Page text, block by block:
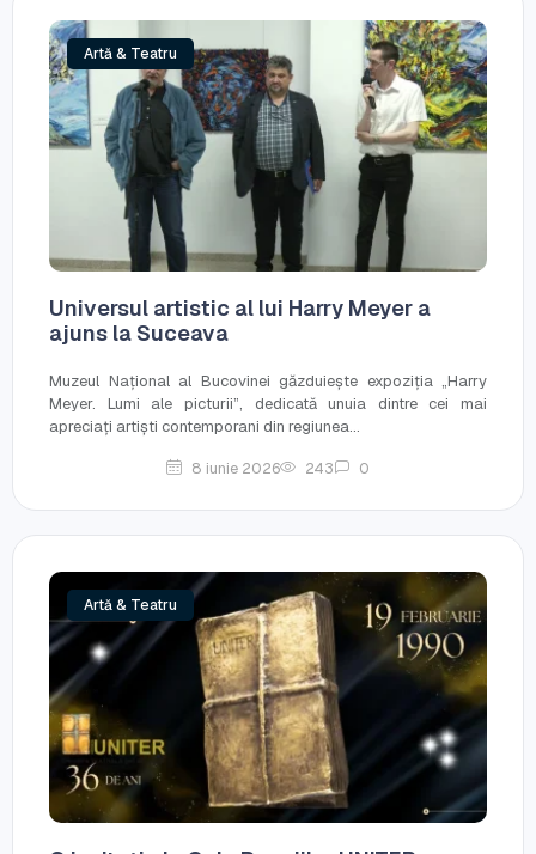
Artă & Teatru
Universul artistic al lui Harry Meyer a
ajuns la Suceava
Muzeul Național al Bucovinei găzduiește expoziția „Harry
Meyer. Lumi ale picturii”, dedicată unuia dintre cei mai
apreciați artiști contemporani din regiunea...
8 iunie 2026 243 0
Artă & Teatru